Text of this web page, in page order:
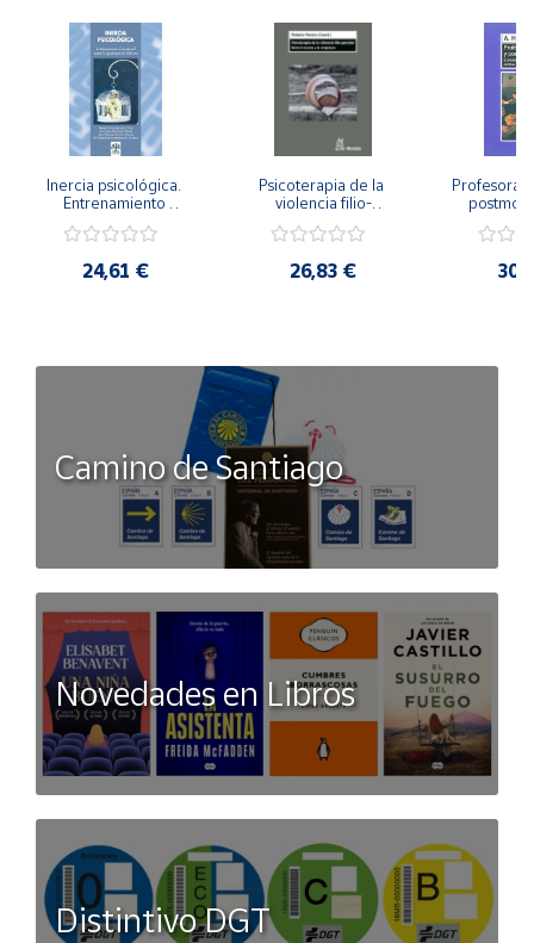
Inercia psicológica.
Entrenamiento
Igualdad de Género.
24,61 €
Psicoterapia de la
violencia filio-
secreto y la
26,83 €
Camino de Santiago
Novedades en Libros
Distintivo DGT